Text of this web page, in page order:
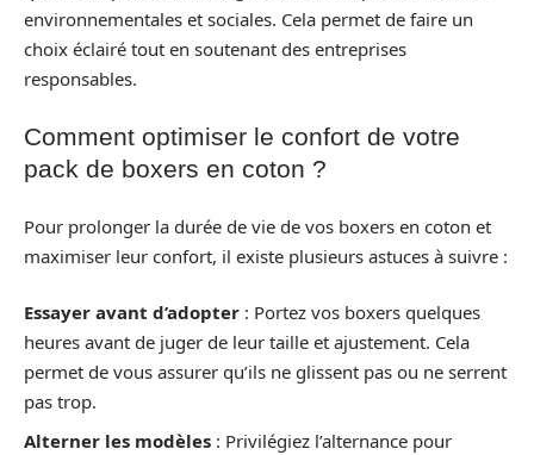
environnementales et sociales. Cela permet de faire un
choix éclairé tout en soutenant des entreprises
responsables.
Comment optimiser le confort de votre
pack de boxers en coton ?
Pour prolonger la durée de vie de vos boxers en coton et
maximiser leur confort, il existe plusieurs astuces à suivre :
Essayer avant d’adopter : Portez vos boxers quelques
heures avant de juger de leur taille et ajustement. Cela
permet de vous assurer qu’ils ne glissent pas ou ne serrent
pas trop.
Alterner les modèles : Privilégiez l’alternance pour